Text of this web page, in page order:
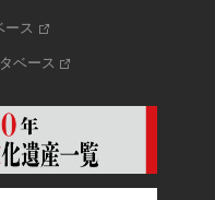
ース
ベース